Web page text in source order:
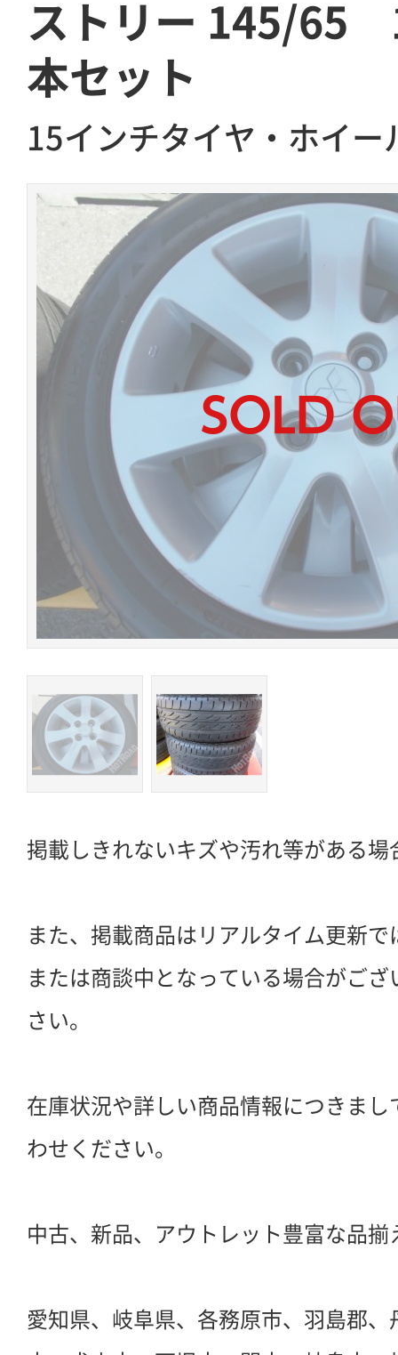
ストリー 145/
本セット
15インチタイヤ・ホイー
掲載しきれないキズや汚れ等がある場
また、掲載商品はリアルタイム更新
または商談中となっている場合がご
さい。
在庫状況や詳しい商品情報につきま
わせください。
中古、新品、アウトレット豊富な品揃
愛知県、岐阜県、各務原市、羽島郡